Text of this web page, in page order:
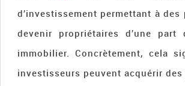
d’investissement permettant à
devenir propriétaires d’une part
immobilier. Concrètement, cela
investisseurs peuvent acquérir des